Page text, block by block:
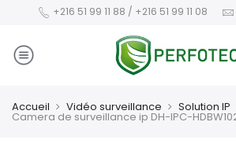
+216 51 99 11 88 / +216 51 99 11 08
Accueil Vidéo surveillance Solution IP
Camera de surveillance ip DH-IPC-